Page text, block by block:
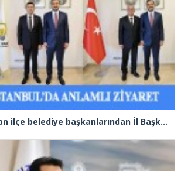
AK Parti’ye katılan ilçe belediye başkanlarından İl Başkanı Özdemir’e ziyaret